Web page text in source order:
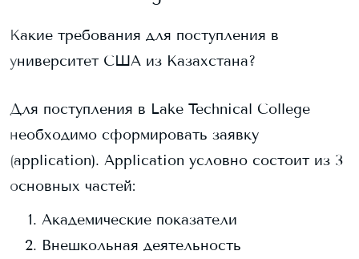
Какие требования для поступления в
университет США из Казахстана?
Для поступления в Lake Technical College
необходимо сформировать заявку
(application). Application условно состоит из 3
основных частей:
Академические показатели
Внешкольная деятельность